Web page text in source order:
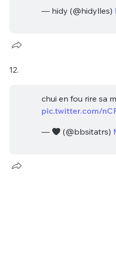
— hidy (@hidylles)
12.
chui en fou rire sa
pic.twitter.com/
— (@bbsitatrs)